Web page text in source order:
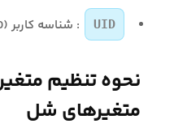
UID : شناسه کاربر (User ID) فعلی.
نحوه تنظیم
متغیرهای شل